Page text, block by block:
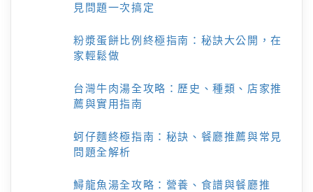
見問題一次搞定
粉漿蛋餅比例終極指南：秘訣大公開，在
家輕鬆做
台灣牛肉湯全攻略：歷史、種類、店家推
薦與實用指南
蚵仔麵終極指南：秘訣、餐廳推薦與常見
問題全解析
鱘龍魚湯全攻略：營養、食譜與餐廳推